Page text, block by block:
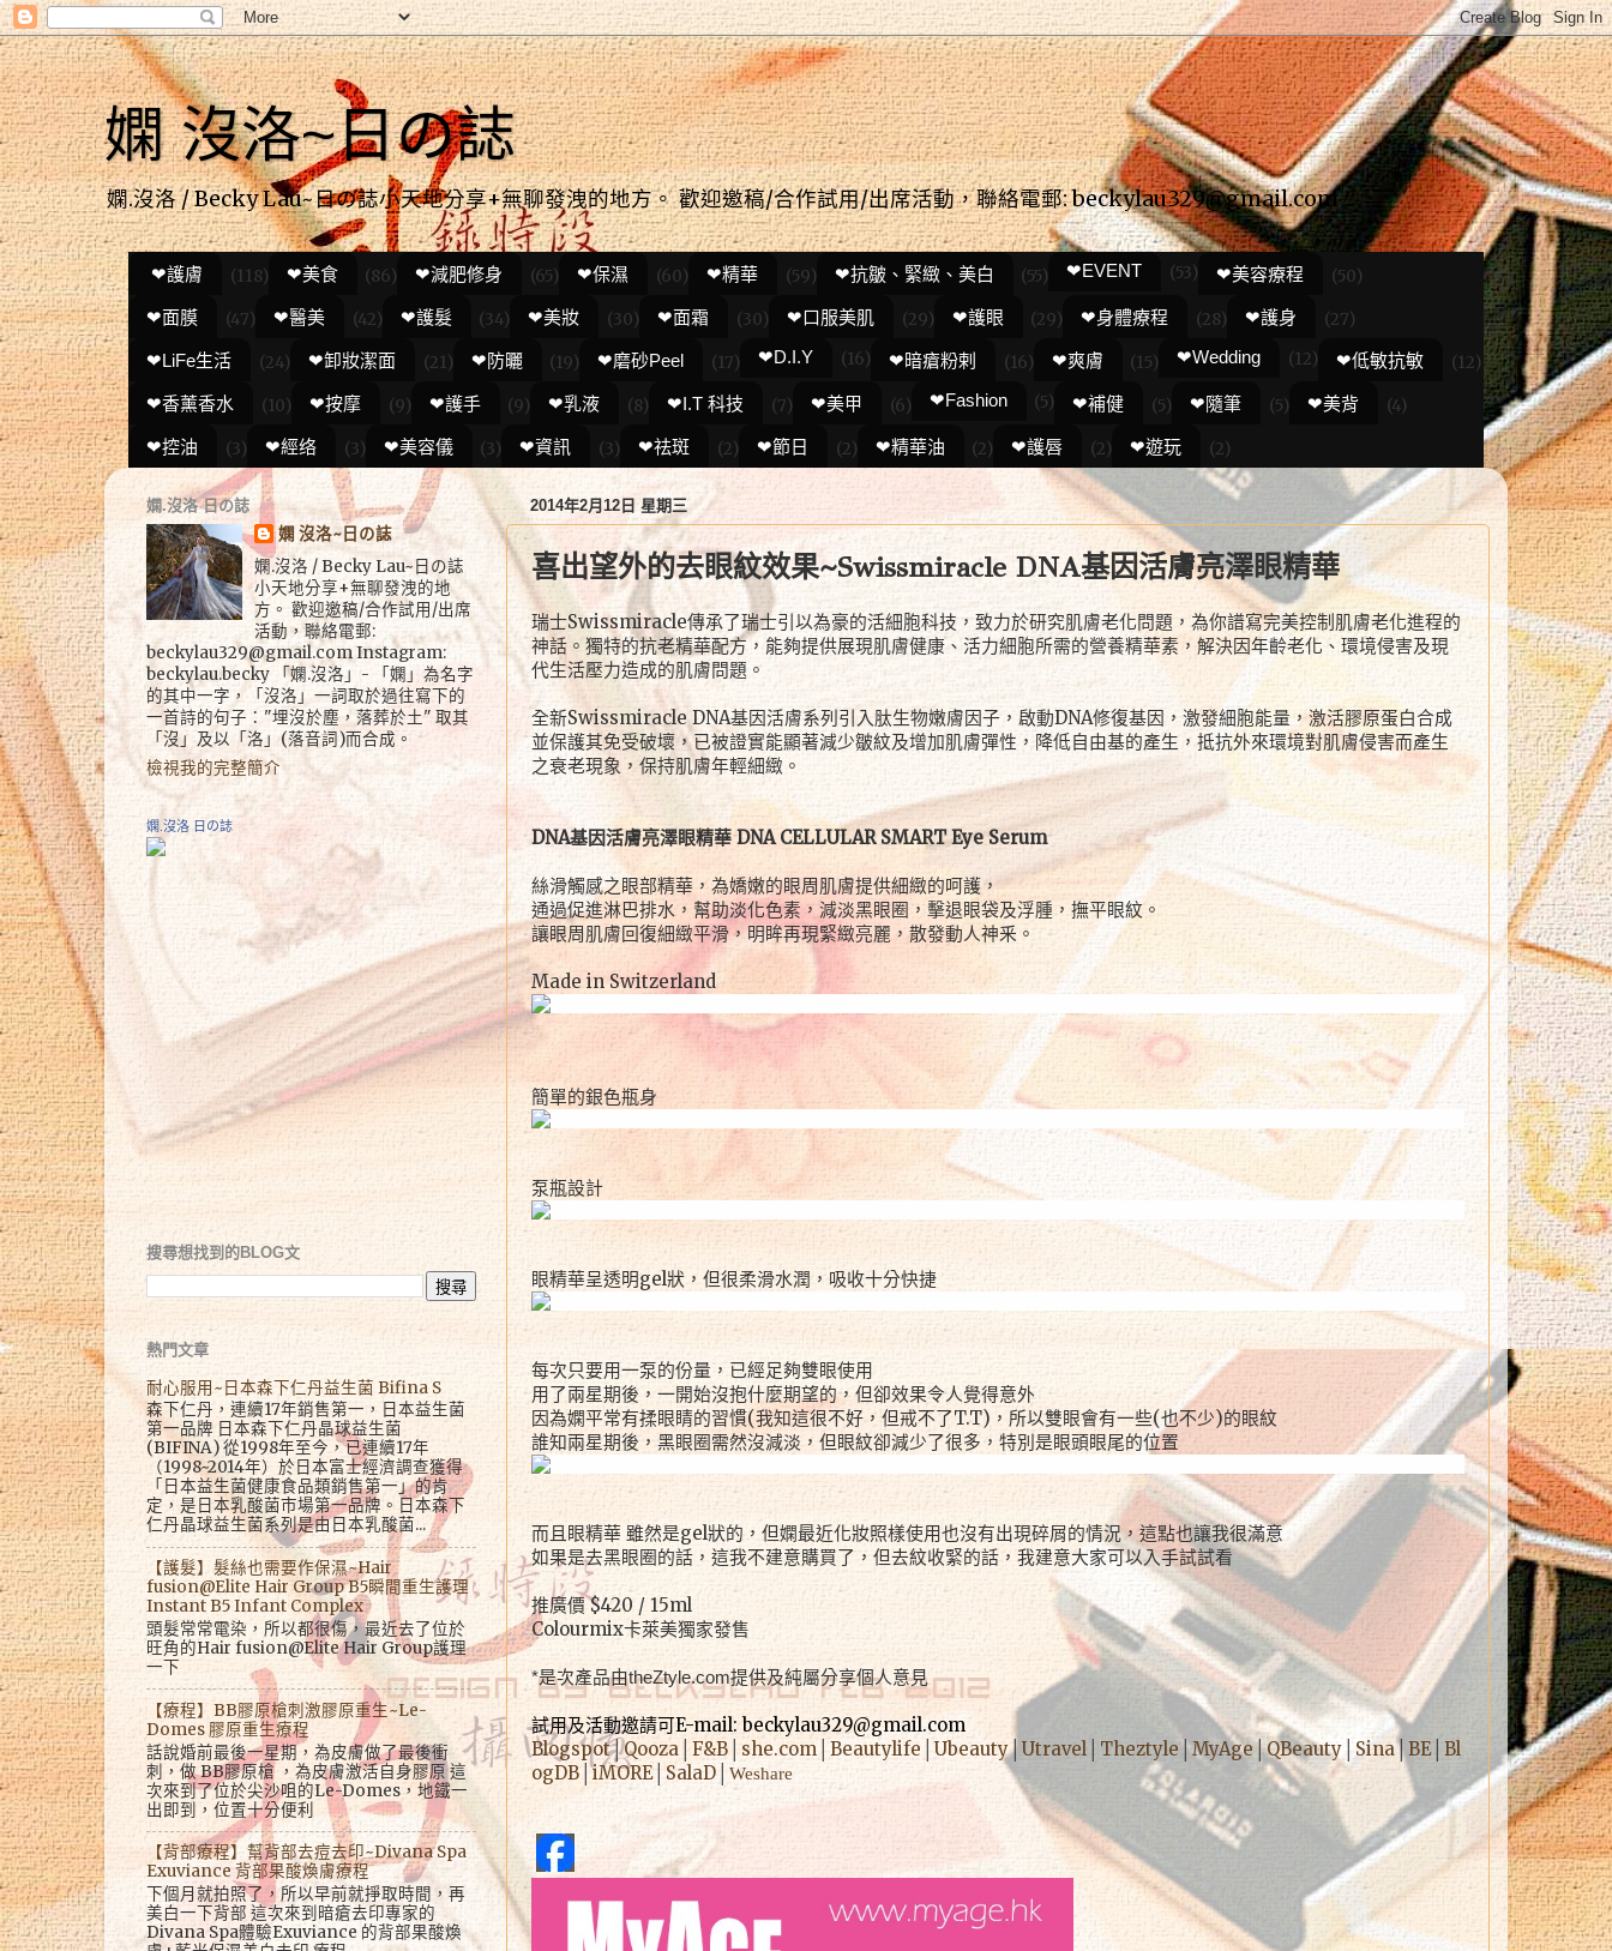
嫻 沒洛~日の誌
嫻.沒洛 / Becky Lau~日の誌小天地分享+無聊發洩的地方。 歡迎邀稿/合作試用/出席活動，聯絡電郵: beckylau329@gmail.com
❤護膚 (118) ❤美食 (86) ❤減肥修身 (65) ❤保濕 (60) ❤精華 (59) ❤抗皺、緊緻、美白 (55) ❤EVENT (53) ❤美容療程 (50)
❤面膜 (47) ❤醫美 (42) ❤護髮 (34) ❤美妝 (30) ❤面霜 (30) ❤口服美肌 (29) ❤護眼 (29) ❤身體療程 (28) ❤護身 (27)
❤LiFe生活 (24) ❤卸妝潔面 (21) ❤防曬 (19) ❤磨砂Peel (17) ❤D.I.Y (16) ❤暗瘡粉剌 (16) ❤爽膚 (15) ❤Wedding (12) ❤低敏抗敏 (12)
❤香薰香水 (10) ❤按摩 (9) ❤護手 (9) ❤乳液 (8) ❤I.T 科技 (7) ❤美甲 (6) ❤Fashion (5) ❤補健 (5) ❤隨筆 (5) ❤美背 (4)
❤控油 (3) ❤經络 (3) ❤美容儀 (3) ❤資訊 (3) ❤祛斑 (2) ❤節日 (2) ❤精華油 (2) ❤護唇 (2) ❤遊玩 (2)
2014年2月12日 星期三
喜出望外的去眼紋效果~Swissmiracle DNA基因活膚亮澤眼精華
瑞士Swissmiracle傳承了瑞士引以為豪的活細胞科技，致力於研究肌膚老化問題，為你譜寫完美控制肌膚老化進程的
神話。獨特的抗老精華配方，能夠提供展現肌膚健康、活力細胞所需的營養精華素，解決因年齡老化、環境侵害及現
代生活壓力造成的肌膚問題。
全新Swissmiracle DNA基因活膚系列引入肽生物嫩膚因子，啟動DNA修復基因，激發細胞能量，激活膠原蛋白合成
並保護其免受破壞，已被證實能顯著減少皺紋及增加肌膚彈性，降低自由基的產生，抵抗外來環境對肌膚侵害而產生
之衰老現象，保持肌膚年輕細緻。
DNA基因活膚亮澤眼精華 DNA CELLULAR SMART Eye Serum
絲滑觸感之眼部精華，為嬌嫩的眼周肌膚提供細緻的呵護，
通過促進淋巴排水，幫助淡化色素，減淡黑眼圈，擊退眼袋及浮腫，撫平眼紋。
讓眼周肌膚回復細緻平滑，明眸再現緊緻亮麗，散發動人神釆。
Made in Switzerland
簡單的銀色瓶身
泵瓶設計
眼精華呈透明gel狀，但很柔滑水潤，吸收十分快捷
每次只要用一泵的份量，已經足夠雙眼使用
用了兩星期後，一開始沒抱什麼期望的，但卻效果令人覺得意外
因為嫻平常有揉眼睛的習慣(我知這很不好，但戒不了T.T)，所以雙眼會有一些(也不少)的眼紋
誰知兩星期後，黑眼圈需然沒減淡，但眼紋卻減少了很多，特別是眼頭眼尾的位置
而且眼精華 雖然是gel狀的，但嫻最近化妝照樣使用也沒有出現碎屑的情況，這點也讓我很滿意
如果是去黑眼圈的話，這我不建意購買了，但去紋收緊的話，我建意大家可以入手試試看
推廣價 $420 / 15ml
Colourmix卡萊美獨家發售
*是次產品由theZtyle.com提供及純屬分享個人意見
試用及活動邀請可E-mail: beckylau329@gmail.com
Blogspot│Qooza F&B she.com Beautylife Ubeauty│ Utravel Theztyle│MyAge│QBeauty Sina│BE│ Bl
ogDB │iMORE│ SalaD Weshare
嫻.沒洛 日の誌
嫻 沒洛~日の誌
嫻.沒洛 / Becky Lau~日の誌
小天地分享+無聊發洩的地
方。 歡迎邀稿/合作試用/出席
活動，聯絡電郵:
beckylau329@gmail.com Instagram:
beckylau.becky 「嫻.沒洛」- 「嫻」為名字
的其中一字，「沒洛」一詞取於過往寫下的
一首詩的句子："埋沒於塵，落葬於土" 取其
「沒」及以「洛」(落音詞)而合成。
檢視我的完整簡介
嫻.沒洛 日の誌
搜尋想找到的BLOG文
熱門文章
耐心服用~日本森下仁丹益生菌 Bifina S
森下仁丹，連續17年銷售第一，日本益生菌
第一品牌 日本森下仁丹晶球益生菌
(BIFINA) 從1998年至今，已連續17年
（1998~2014年）於日本富士經濟調查獲得
「日本益生菌健康食品類銷售第一」的肯
定，是日本乳酸菌市場第一品牌。日本森下
仁丹晶球益生菌系列是由日本乳酸菌...
【護髮】髮絲也需要作保濕~Hair
fusion@Elite Hair Group B5瞬間重生護理
Instant B5 Infant Complex
頭髮常常電染，所以都很傷，最近去了位於
旺角的Hair fusion@Elite Hair Group護理
一下
【療程】BB膠原槍刺激膠原重生~Le-
Domes 膠原重生療程
話說婚前最後一星期，為皮膚做了最後衝
刺，做 BB膠原槍 ，為皮膚激活自身膠原 這
次來到了位於尖沙咀的Le-Domes，地鐵一
出即到，位置十分便利
【背部療程】幫背部去痘去印~Divana Spa
Exuviance 背部果酸煥膚療程
下個月就拍照了，所以早前就掙取時間，再
美白一下背部 這次來到暗瘡去印專家的
Divana Spa體驗Exuviance 的背部果酸煥